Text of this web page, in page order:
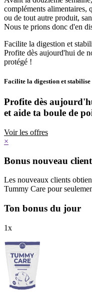
compléments alimentaires,
ou de tout autre produit,
Nous te prions donc d'en
Facilite la digestion et
Profite dès aujourd'hui de
protégé !
Facilite la digestion et
Profite dès
et aide ta boule de
Voir les offres
×
Bonus nouveau
Les nouveaux clients
Tummy Care pour
Ton bonus du jour
1x